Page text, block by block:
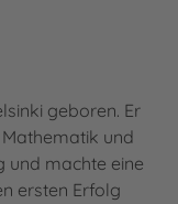
geboren. Er
und
und machte eine
ersten Erfolg